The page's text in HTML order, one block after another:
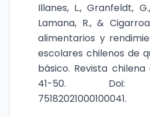
Illanes, L., Granfeldt,
Lamana, R., &
alimentarios y
escolares chilenos de
básico. Revista
41-50. Doi:
75182021000100041.